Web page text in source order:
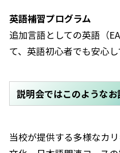
英語補習プログラム
追加言語としての英語（
て、英語初心者でも安心し
説明会ではこのような
当校が提供する多様なカ